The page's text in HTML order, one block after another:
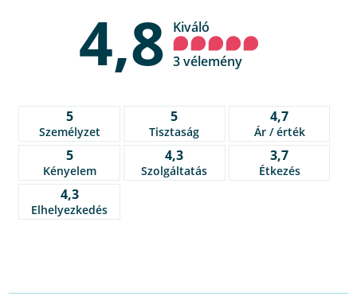
4,8 Kiváló
3 vélemény
5
Személyzet
5
Tisztaság
4,7
Ár / érték
5
Kényelem
4,3
Szolgáltatás
3,7
Étkezés
4,3
Elhelyezkedés